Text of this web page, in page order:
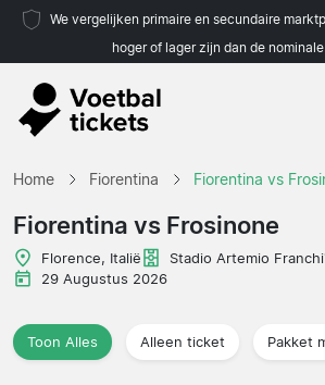
We vergelijken primaire en secundaire
hoger of lager zijn dan de
Home Fiorentina Fiorentina vs
Fiorentina vs Frosinone
Florence, Italië Stadio Artemio Franchi
29 Augustus 2026
Toon Alles Alleen ticket Pakket